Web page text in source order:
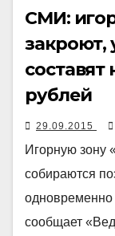
СМИ:
закроют,
рублей
29.09.2015
Игорную зону
собираются
одновременно
сообщает